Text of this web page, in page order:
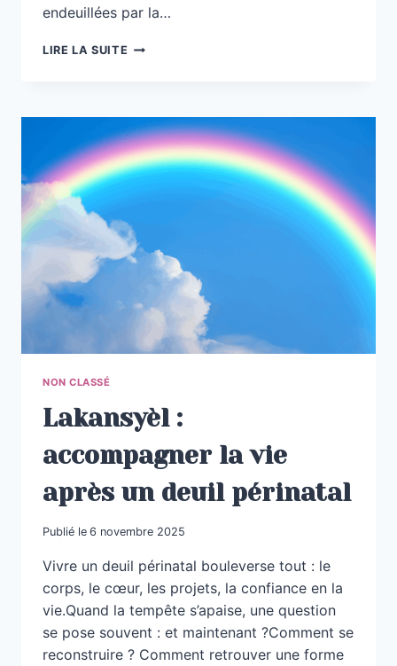
endeuillées par la…
LIRE LA SUITE DOUSÈ
RETOUR
D’UNE
CHAÎNE
DE
DE
SOLIDARITÉ
NON CLASSÉ
Lakansyèl :
accompagner la vie
après un deuil périnatal
Publié le 6 novembre 2025
Vivre un deuil périnatal bouleverse tout : le
corps, le cœur, les projets, la confiance en la
vie.Quand la tempête s’apaise, une question
se pose souvent : et maintenant ?Comment se
reconstruire ? Comment retrouver une forme